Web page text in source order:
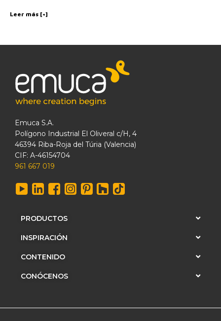
Leer más [+]
Emuca S.A.
Polígono Industrial El Oliveral c/H, 4
46394 Riba-Roja del Túria (Valencia)
CIF: A-46154704
961 667 019
PRODUCTOS
INSPIRACIÓN
CONTENIDO
CONÓCENOS